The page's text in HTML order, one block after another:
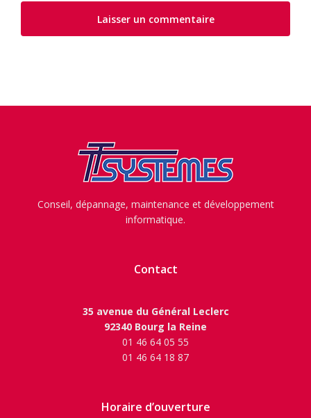
Conseil, dépannage, maintenance et développement
informatique.
Contact
35 avenue du Général Leclerc
92340 Bourg la Reine
01 46 64 05 55
01 46 64 18 87
Horaire d’ouverture